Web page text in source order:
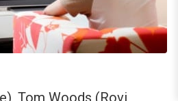
Tom Woods (Rovi